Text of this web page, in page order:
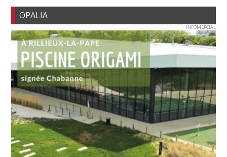
OPALIA
INFOMERCIAL